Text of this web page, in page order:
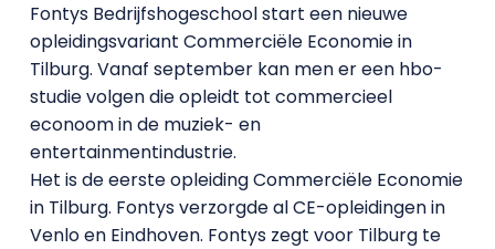
Fontys Bedrijfshogeschool start een nieuwe
opleidingsvariant Commerciële Economie in
Tilburg. Vanaf september kan men er een hbo-
studie volgen die opleidt tot commercieel
econoom in de muziek- en
entertainmentindustrie.
Het is de eerste opleiding Commerciële Economie
in Tilburg. Fontys verzorgde al CE-opleidingen in
Venlo en Eindhoven. Fontys zegt voor Tilburg te